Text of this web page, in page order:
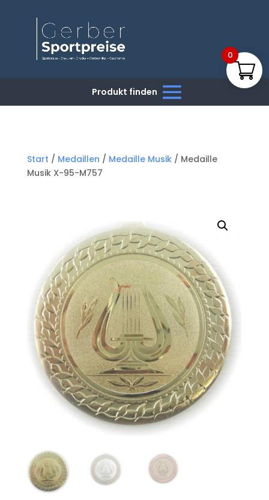
Start / Medaillen / Medaille Musik/ Medaille
Musik X-95-M757
0